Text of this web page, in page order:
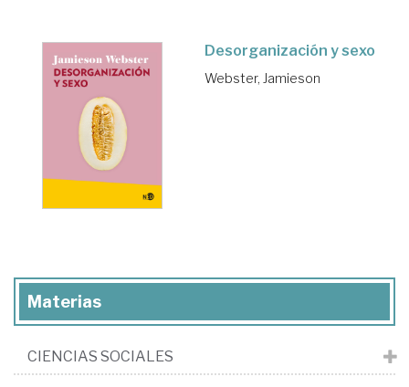
Desorganización y sexo
Webster, Jamieson
Materias
CIENCIAS SOCIALES